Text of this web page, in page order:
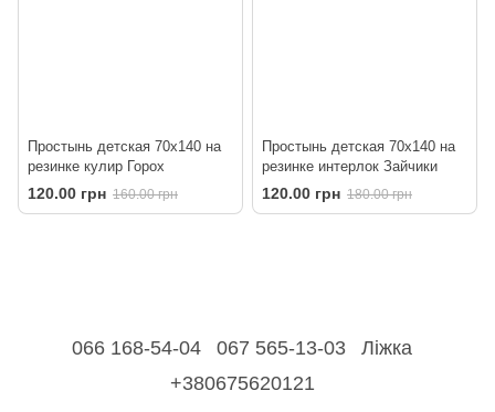
Простынь детская 70х140 на
резинке кулир Горох
120.00 грн 160.00 грн
Простынь детская 70х140 на
резинке интерлок Зайчики
120.00 грн 180.00 грн
066 168-54-04 067 565-13-03
Ліжка
+380675620121